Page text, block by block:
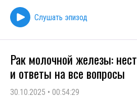
Слушать эпизод
Рак молочной железы:
и ответы на все вопросы
30.10.2025 • 00:54:29